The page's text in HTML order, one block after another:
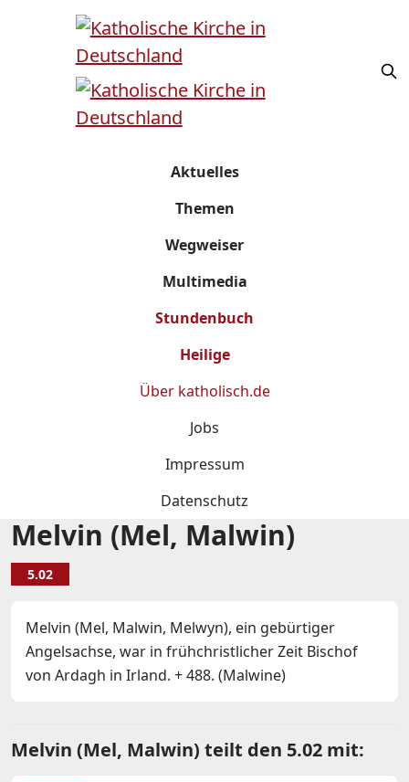
Aktuelles
Themen
Wegweiser
Multimedia
Stundenbuch
Heilige
Über katholisch.de
Jobs
Impressum
Datenschutz
Melvin (Mel, Malwin)
5.02
Melvin (Mel, Malwin, Melwyn), ein gebürtiger
Angelsachse, war in frühchristlicher Zeit Bischof
von Ardagh in Irland. + 488. (Malwine)
Melvin (Mel, Malwin) teilt den 5.02 mit: